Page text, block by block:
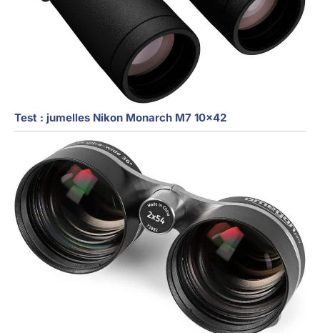
Test : jumelles Nikon Monarch M7 10×42